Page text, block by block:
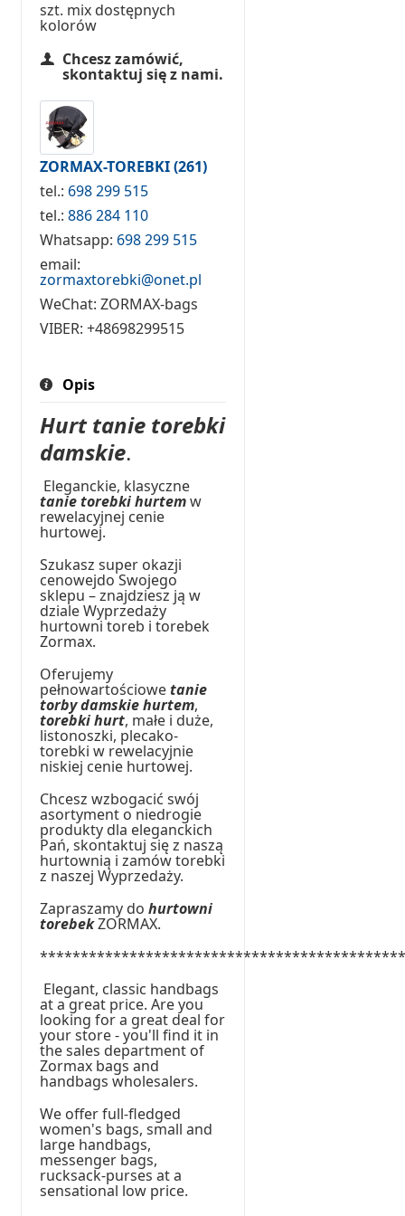
szt. mix dostępnych
kolorów
Chcesz zamówić,
skontaktuj się z nami.
ZORMAX-TOREBKI(261)
tel.: 698 299 515
tel.:886 284 110
Whatsapp: 698 299 515
email:
zormaxtorebki@onet.pl
WeChat:ZORMAX-bags
VIBER:+48698299515
Opis
Hurt tanie torebki
damskie.
Eleganckie, klasyczne
tanie torebki hurtemw
rewelacyjnej cenie
hurtowej.
Szukasz super okazji
cenowejdo Swojego
sklepu – znajdziesz ją w
dziale Wyprzedaży
hurtowni toreb i torebek
Zormax.
Oferujemy
pełnowartościowetanie
torby damskie hurtem,
torebki hurt, małe i duże,
listonoszki, plecako-
torebki w rewelacyjnie
niskiej cenie hurtowej.
Chcesz wzbogacić swój
asortyment o niedrogie
produkty dla eleganckich
Pań, skontaktuj się z naszą
hurtownią i zamów torebki
z naszej Wyprzedaży.
Zapraszamy dohurtowni
torebekZORMAX.
Elegant, classic handbags
at a great price. Are you
looking for a great deal for
your store - you'll find it in
the sales department of
Zormax bags and
handbags wholesalers.
We offer full-fledged
women's bags, small and
large handbags,
messenger bags,
rucksack-purses at a
sensational low price.